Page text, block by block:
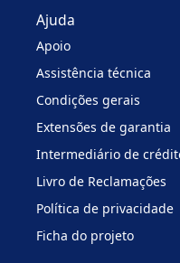
Ajuda
Apoio
Assistência técnica
Condições gerais
Extensões de garantia
Intermediário de
Livro de Reclamações
Política de privacidade
Ficha do projeto